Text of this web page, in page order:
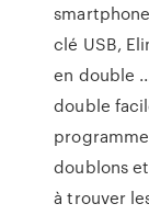
clé USB,
en double
double
doublons
à trouver